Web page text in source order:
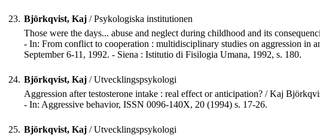
23. Björkqvist, Kaj / Psykologiska institutionen
Those were the days... abuse and neglect during childhood and its
- In: From conflict to cooperation : multidisciplinary studies on aggression in
September 6-11, 1992. - Siena : Istitutio di Fisilogia Umana, 1992, s. 180.
24. Björkqvist, Kaj / Utvecklingspsykologi
Aggression after testosterone intake : real effect or anticipation? / Kaj
- In: Aggressive behavior, ISSN 0096-140X, 20 (1994) s. 17-26.
25. Björkqvist, Kaj / Utvecklingspsykologi